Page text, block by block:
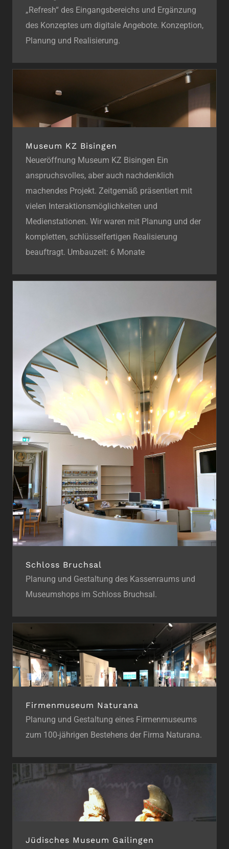
„Refresh“ des Eingangsbereichs und Ergänzung
des Konzeptes um digitale Angebote. Konzeption,
Planung und Realisierung.
Museum KZ Bisingen
Neueröffnung Museum KZ Bisingen Ein
anspruchsvolles, aber auch nachdenklich
machendes Projekt. Zeitgemäß präsentiert mit
vielen Interaktionsmöglichkeiten und
Medienstationen. Wir waren mit Planung und der
kompletten, schlüsselfertigen Realisierung
beauftragt. Umbauzeit: 6 Monate
Schloss Bruchsal
Planung und Gestaltung des Kassenraums und
Museumshops im Schloss Bruchsal.
Firmenmuseum Naturana
Planung und Gestaltung eines Firmenmuseums
zum 100-jährigen Bestehens der Firma Naturana.
Jüdisches Museum Gailingen